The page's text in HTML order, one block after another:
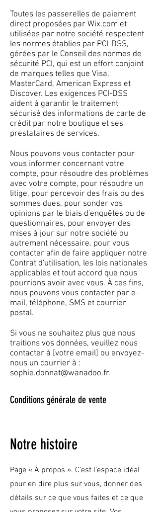
Toutes les passerelles de paiement
direct proposées par Wix.com et
utilisées par notre société respectent
les normes établies par PCI-DSS,
gérées par le Conseil des normes de
sécurité PCI, qui est un effort conjoint
de marques telles que Visa,
MasterCard, American Express et
Discover. Les exigences PCI-DSS
aident à garantir le traitement
sécurisé des informations de carte de
crédit par notre boutique et ses
prestataires de services.
Nous pouvons vous contacter pour
vous informer concernant votre
compte, pour résoudre des problèmes
avec votre compte, pour résoudre un
litige, pour percevoir des frais ou des
sommes dues, pour sonder vos
opinions par le biais d'enquêtes ou de
questionnaires, pour envoyer des
mises à jour sur notre société ou
autrement nécessaire. pour vous
contacter afin de faire appliquer notre
Contrat d'utilisation, les lois nationales
applicables et tout accord que nous
pourrions avoir avec vous. À ces fins,
nous pouvons vous contacter par e-
mail, téléphone, SMS et courrier
postal.
Si vous ne souhaitez plus que nous
traitions vos données, veuillez nous
contacter à [votre email] ou envoyez-
nous un courrier à :
sophie.donnat@wanadoo.fr.
Conditions générale de vente
Notre histoire
Page « À propos ». C’est l’espace idéal
pour en dire plus sur vous, donner des
détails sur ce que vous faites et ce que